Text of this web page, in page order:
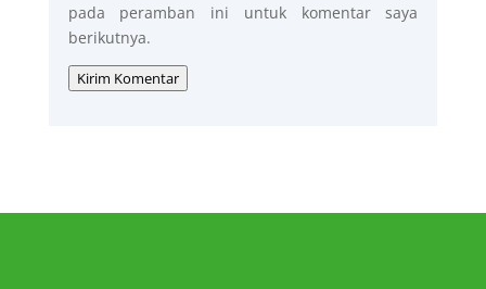
pada peramban ini untuk komentar saya
berikutnya.
Kirim Komentar